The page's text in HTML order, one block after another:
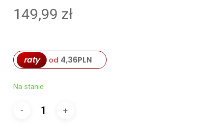
149,99 zł
raty od 4,36PLN
Na stanie